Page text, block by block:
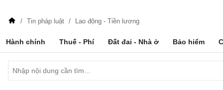
Tin pháp luật Lao động - Tiền lương
Hành chính Thuế - Phí Đất đai - Nhà ở Bảo hiểm